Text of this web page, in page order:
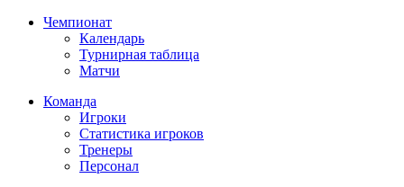
Чемпионат
Календарь
Турнирная таблица
Матчи
Команда
Игроки
Статистика игроков
Тренеры
Персонал